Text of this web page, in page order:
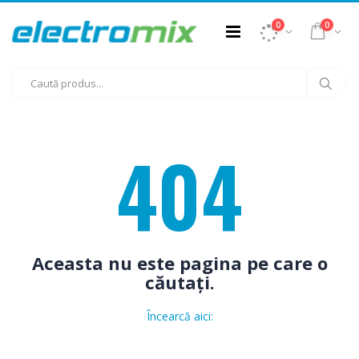
0 0
404
Aceasta nu este pagina pe care o
căutați.
Încearcă aici: